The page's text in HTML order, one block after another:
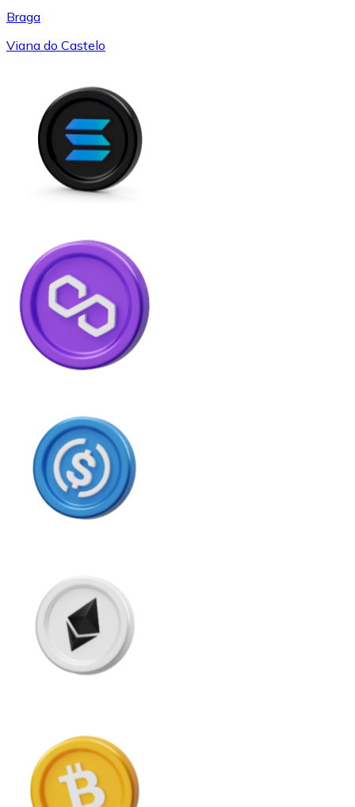
Braga
Viana do Castelo